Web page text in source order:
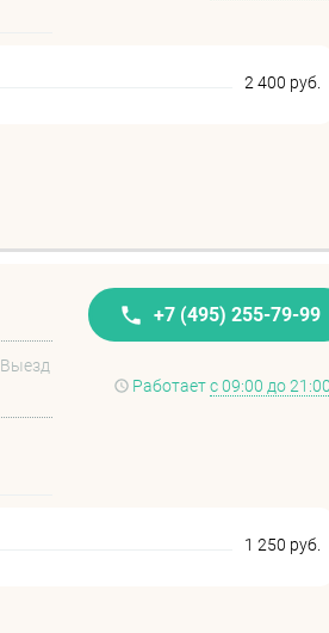
2 400 руб.
Выезд
1 250 руб.
+7 (495) 255-79-99
Работаетс 09:00 до